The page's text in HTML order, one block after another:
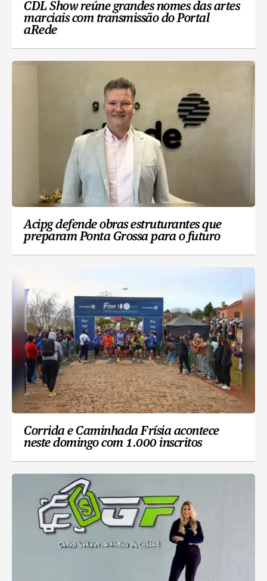
CDL Show reúne grandes nomes das artes
marciais com transmissão do Portal
aRede
Acipg defende obras estruturantes que
preparam Ponta Grossa para o futuro
Corrida e Caminhada Frísia acontece
neste domingo com 1.000 inscritos